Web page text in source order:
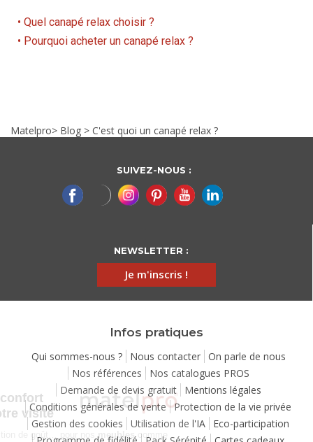
• Quel canapé relax choisir ?
• Pourquoi acheter un canapé relax ?
Matelpro> Blog > C'est quoi un canapé relax ?
SUIVEZ-NOUS :
NEWSLETTER :
Je m'inscris !
Infos pratiques
Qui sommes-nous ? Nous contacter
On parle de nous
Nos références
Nos catalogues PROS
Demande de devis gratuit
Mentions légales
Conditions générales de vente Protection de la vie privée
Gestion des cookies
Utilisation de l'IA
Eco-participation
Continuer sans accepter
Chez Matelpro, le confort
commence dès votre visite
confort , c'est une question de goût… pour nosmeubles comme